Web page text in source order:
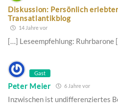
Diskussion: Persönlich
Transatlantikblog
14 Jahre vor
[…] Leseempfehlung: Ruhrbarone
Gast
Peter Meier 6 Jahre vor
Inzwischen ist undifferenziertes